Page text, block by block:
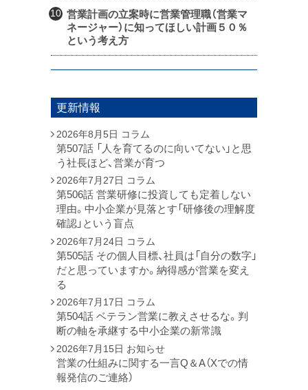
営業計画の立案時に営業管理職（営業マ
ネージャー）に知ってほしい計画５０％
という考え方
更新情報
2026年8月5日 コラム
第507話 「人を育てるのに向いてない」と思
う社長ほど、営業が育つ
2026年7月27日 コラム
第506話 営業研修に投資しても定着しない
理由。中小企業が見落とす「研修後の理解度
確認」という盲点
2026年7月24日 コラム
第505話 その個人目標、社員は「自分の数字」
だと思っていますか。納得感が営業を変え
る
2026年7月17日 コラム
第504話 ベテラン営業に教えさせるな。判
断の軸を承継する中小企業の新常識
2026年7月15日 お知らせ
営業の仕組みに関する一言Q＆A（Xでの情
報発信のご連絡）